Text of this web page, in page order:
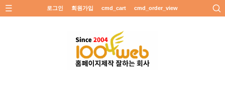
로그인 회원가입 cmd_cart cmd_order_view